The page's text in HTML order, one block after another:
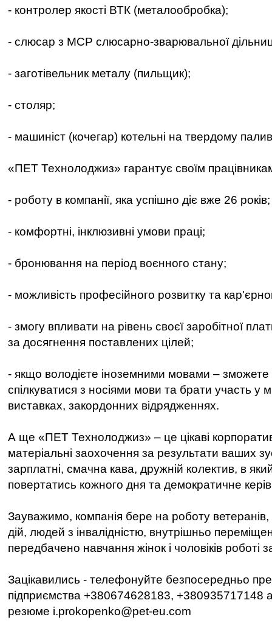
- контролер якості ВТК (металообробка);
- слюсар з МСР слюсарно-зварювальної
- заготівельник металу (пильщик);
- столяр;
- машиніст (кочегар) котельні на твердому
«ПЕТ Технолоджиз» гарантує своїм
- роботу в компанії, яка успішно діє вже 26 років;
- комфортні, інклюзивні умови праці;
- бронювання на період воєнного стану;
- можливість професійного розвитку та
- змогу впливати на рівень своєї заробітної
за досягнення поставлених цілей;
- якщо володієте іноземними мовами – зможете
спілкуватися з носіями мови та брати участь у
виставках, закордонних відрядженнях.
А ще «ПЕТ Технолоджиз» – це цікаві
матеріальні заохочення за результати ваших
зарплатні, смачна кава, дружній колектив, в
повертатись кожного дня та демократичне
Зауважимо, компанія бере на роботу ветеранів,
дій, людей з інвалідністю, внутрішньо
передбачено навчання жінок і чоловіків роботі
Зацікавились - телефонуйте безпосередньо
підприємства +380674628183, +380935717148
резюме i.prokopenko@pet-eu.com